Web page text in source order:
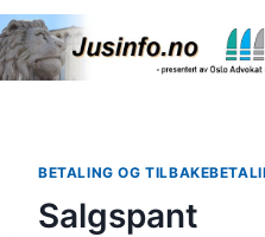
Skip
to
content
BETALING OG
Salgspant